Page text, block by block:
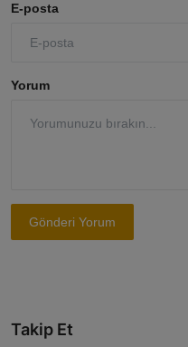
E-posta
Yorum
Gönderi Yorum
Takip Et